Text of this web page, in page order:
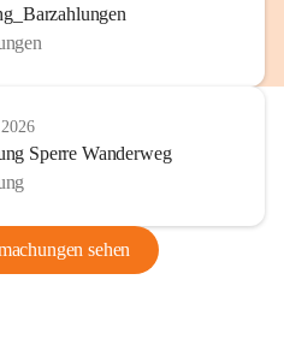
Sperre Wanderweg
sehen